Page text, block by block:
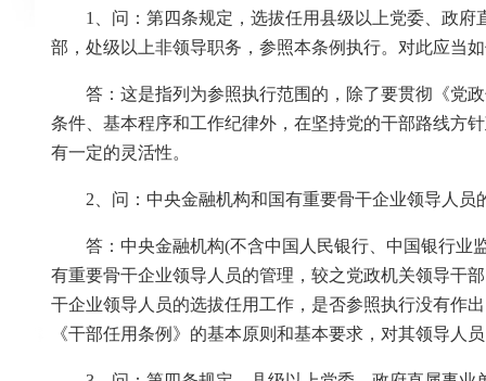
1、问：第四条规定，选拔任用县级以上党委、政
部，处级以上非领导职务，参照本条例执行。对此应当
答：这是指列为参照执行范围的，除了要贯彻《党
条件、基本程序和工作纪律外，在坚持党的干部路线方
有一定的灵活性。
2、问：中央金融机构和国有重要骨干企业领导人
答：中央金融机构(不含中国人民银行、中国银行业
有重要骨干企业领导人员的管理，较之党政机关领导干
干企业领导人员的选拔任用工作，是否参照执行没有作
《干部任用条例》的基本原则和基本要求，对其领导人